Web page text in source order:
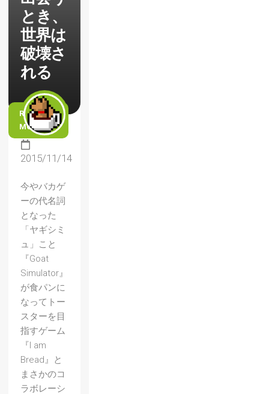
とき、
世界は
破壊さ
れる
READ
MORE
2015/11/14
今やバカゲ
ーの代名詞
となった
「ヤギシミ
ュ」こと
『Goat
Simulator』
が食パンに
なってトー
スターを目
指すゲーム
『I am
Bread』と
まさかのコ
ラボレーシ